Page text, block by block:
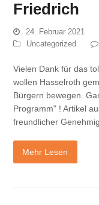
Friedrich
24. Februar 2021
Uncategorized
Vielen Dank für das
wollen Hasselroth
Bürgern bewegen.
Programm" ! Artikel
freundlicher
Mehr Lesen